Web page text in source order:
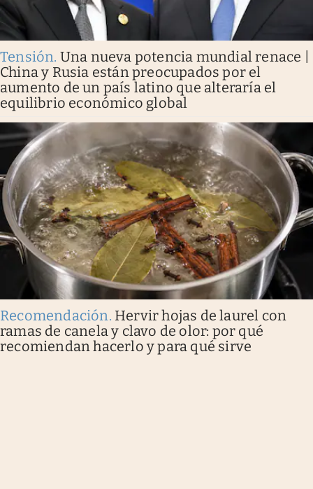
Tensión. Una nueva potencia mundial renace |
China y Rusia están preocupados por el
aumento de un país latino que alteraría el
equilibrio económico global
Recomendación. Hervir hojas de laurel con
ramas de canela y clavo de olor: por qué
recomiendan hacerlo y para qué sirve